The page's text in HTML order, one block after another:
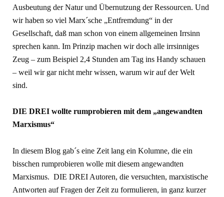
Ausbeutung der Natur und Übernutzung der Ressourcen. Und
wir haben so viel Marx´sche „Entfremdung“ in der
Gesellschaft, daß man schon von einem allgemeinen Irrsinn
sprechen kann. Im Prinzip machen wir doch alle irrsinniges
Zeug – zum Beispiel 2,4 Stunden am Tag ins Handy schauen
– weil wir gar nicht mehr wissen, warum wir auf der Welt
sind.
DIE DREI wollte rumprobieren mit dem „angewandten
Marxismus“
In diesem Blog gab´s eine Zeit lang ein Kolumne, die ein
bisschen rumprobieren wolle mit diesem angewandten
Marxismus. DIE DREI Autoren, die versuchten, marxistische
Antworten auf Fragen der Zeit zu formulieren, in ganz kurzer